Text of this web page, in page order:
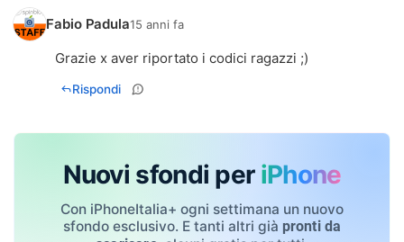
Fabio Padula15 anni fa
Grazie x aver riportato i codici ragazzi ;)
Rispondi
Nuovi sfondi per iPhone
Con iPhoneItalia+ ogni settimana un nuovo
sfondo esclusivo. E tanti altri già pronti da